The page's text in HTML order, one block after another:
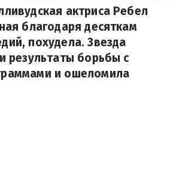
актриса Ребел
благодаря десяткам
похудела. Звезда
результаты борьбы с
и ошеломила